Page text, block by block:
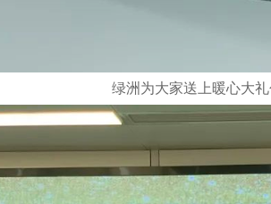
绿洲为大家送上暖心大